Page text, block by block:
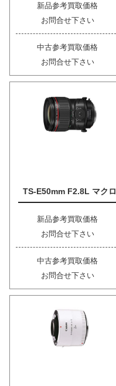
新品参考買取価格
お問合せ下さい
中古参考買取価格
お問合せ下さい
TS-E50mm F2.8L マクロ
新品参考買取価格
お問合せ下さい
中古参考買取価格
お問合せ下さい